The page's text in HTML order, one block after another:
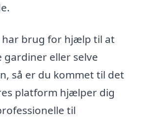
har brug for hjælp til at
eller selve
så er du kommet til det
platform hjælper dig
til